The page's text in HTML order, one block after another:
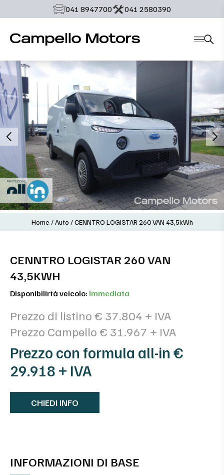
‭041 8947700‬ ‭041 2580390‬
Home /Auto /CENNTRO LOGISTAR 260 VAN 43,5kWh
CENNTRO LOGISTAR 260 VAN
43,5KWH
Disponibilirtà veicolo: Immediata
Prezzo di listino € 37.804 + IVA
Prezzo Campello € 31.967 + IVA
Prezzo con formula all-in €
29.918 + IVA
CHIEDI INFO
INFORMAZIONI DI BASE